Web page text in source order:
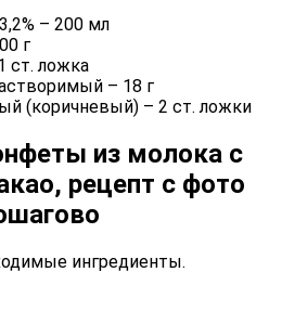
– 200 мл
г
ст. ложка
– 18 г
(коричневый) – 2 ст. ложки
из молока с
рецепт с фото
ингредиенты.